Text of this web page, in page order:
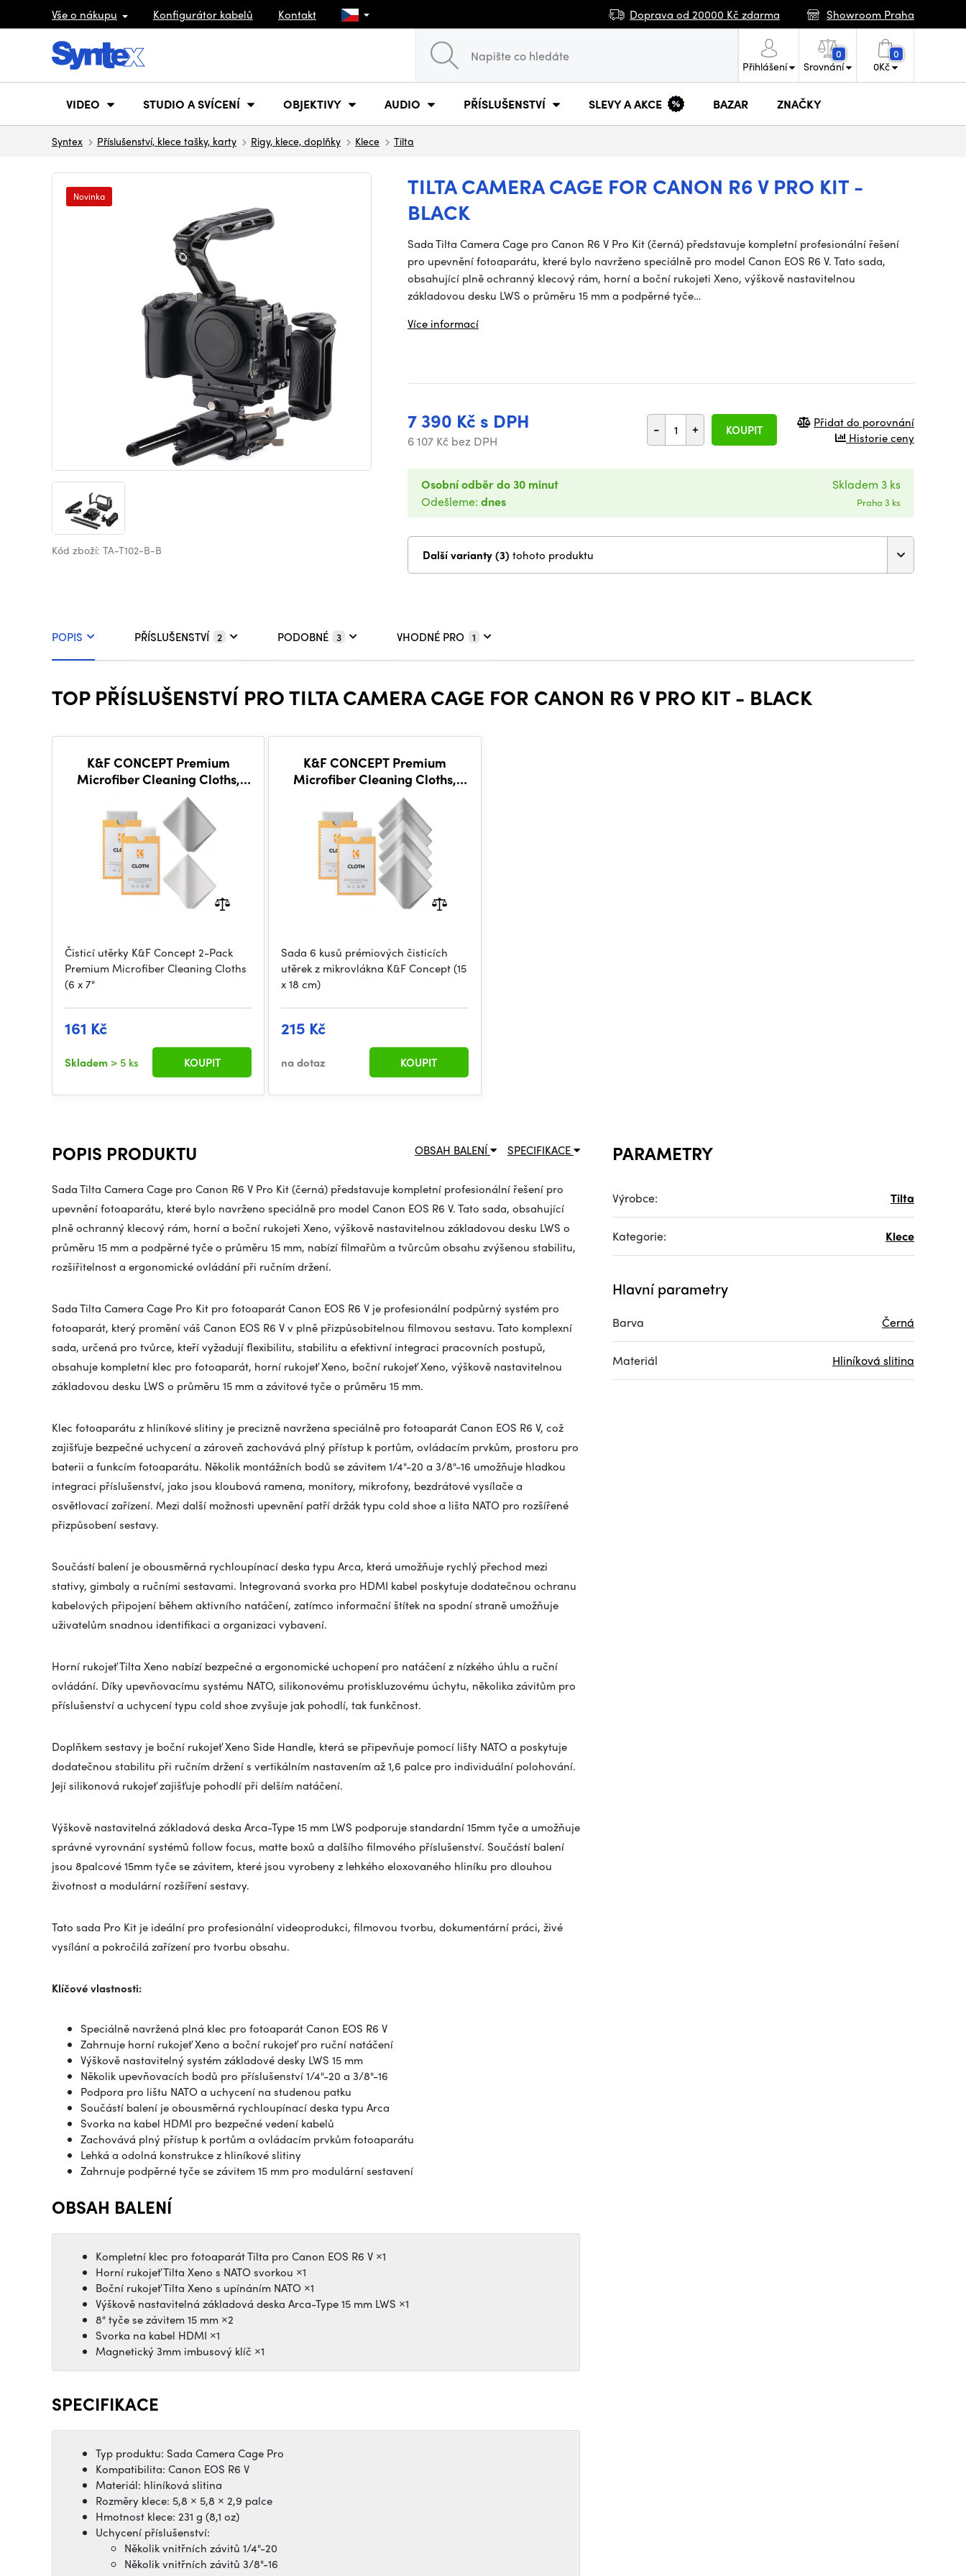
Vše o nákupu Konfigurátor kabelů Kontakt Doprava od 20000 Kč zdarma Showroom Praha
Přihlášení
0
Srovnání
0
0Kč
VIDEO STUDIO A SVÍCENÍ OBJEKTIVY AUDIO PŘÍSLUŠENSTVÍ SLEVY A AKCE BAZAR ZNAČKY
Syntex Příslušenství, klece tašky, karty Rigy, klece, doplňky Klece Tilta
TILTA CAMERA CAGE FOR CANON R6 V PRO KIT -
BLACK
Novinka
Kód zboží: TA-T102-B-B
Sada Tilta Camera Cage pro Canon R6 V Pro Kit (černá) představuje kompletní profesionální řešení
pro upevnění fotoaparátu, které bylo navrženo speciálně pro model Canon EOS R6 V. Tato sada,
obsahující plně ochranný klecový rám, horní a boční rukojeti Xeno, výškově nastavitelnou
základovou desku LWS o průměru 15 mm a podpěrné tyče…
Více informací
7 390 Kč s DPH
6 107 Kč bez DPH
- + KOUPIT
Přidat do porovnání
Historie ceny
Osobní odběr do 30 minut
Odešleme: dnes
Skladem 3 ks
Praha 3 ks
Další varianty (3) tohoto produktu
POPIS PŘÍSLUŠENSTVÍ 2 PODOBNÉ 3 VHODNÉ PRO 1
TOP PŘÍSLUŠENSTVÍ PRO TILTA CAMERA CAGE FOR CANON R6 V PRO KIT - BLACK
K&F CONCEPT Premium
Microfiber Cleaning Cloths,
Lens Cleaning Cloth for
Camera Lenses
Čisticí utěrky K&F Concept 2-Pack
Premium Microfiber Cleaning Cloths
(6 x 7"
161 Kč
Skladem > 5 ks KOUPIT
K&F CONCEPT Premium
Microfiber Cleaning Cloths,
Lens Cleaning Cloth for
Camera Lenses
Sada 6 kusů prémiových čisticích
utěrek z mikrovlákna K&F Concept (15
x 18 cm)
215 Kč
na dotaz KOUPIT
SPECIFIKACE
OBSAH BALENÍ
POPIS PRODUKTU
Sada Tilta Camera Cage pro Canon R6 V Pro Kit (černá) představuje kompletní profesionální řešení pro
upevnění fotoaparátu, které bylo navrženo speciálně pro model Canon EOS R6 V. Tato sada, obsahující
plně ochranný klecový rám, horní a boční rukojeti Xeno, výškově nastavitelnou základovou desku LWS o
průměru 15 mm a podpěrné tyče o průměru 15 mm, nabízí filmařům a tvůrcům obsahu zvýšenou stabilitu,
rozšiřitelnost a ergonomické ovládání při ručním držení.
Sada Tilta Camera Cage Pro Kit pro fotoaparát Canon EOS R6 V je profesionální podpůrný systém pro
fotoaparát, který promění váš Canon EOS R6 V v plně přizpůsobitelnou filmovou sestavu. Tato komplexní
sada, určená pro tvůrce, kteří vyžadují flexibilitu, stabilitu a efektivní integraci pracovních postupů,
obsahuje kompletní klec pro fotoaparát, horní rukojeť Xeno, boční rukojeť Xeno, výškově nastavitelnou
základovou desku LWS o průměru 15 mm a závitové tyče o průměru 15 mm.
Klec fotoaparátu z hliníkové slitiny je precizně navržena speciálně pro fotoaparát Canon EOS R6 V, což
zajišťuje bezpečné uchycení a zároveň zachovává plný přístup k portům, ovládacím prvkům, prostoru pro
baterii a funkcím fotoaparátu. Několik montážních bodů se závitem 1/4"-20 a 3/8"-16 umožňuje hladkou
integraci příslušenství, jako jsou kloubová ramena, monitory, mikrofony, bezdrátové vysílače a
osvětlovací zařízení. Mezi další možnosti upevnění patří držák typu cold shoe a lišta NATO pro rozšířené
přizpůsobení sestavy.
Součástí balení je obousměrná rychloupínací deska typu Arca, která umožňuje rychlý přechod mezi
stativy, gimbaly a ručními sestavami. Integrovaná svorka pro HDMI kabel poskytuje dodatečnou ochranu
kabelových připojení během aktivního natáčení, zatímco informační štítek na spodní straně umožňuje
uživatelům snadnou identifikaci a organizaci vybavení.
Horní rukojeť Tilta Xeno nabízí bezpečné a ergonomické uchopení pro natáčení z nízkého úhlu a ruční
ovládání. Díky upevňovacímu systému NATO, silikonovému protiskluzovému úchytu, několika závitům pro
příslušenství a uchycení typu cold shoe zvyšuje jak pohodlí, tak funkčnost.
Doplňkem sestavy je boční rukojeť Xeno Side Handle, která se připevňuje pomocí lišty NATO a poskytuje
dodatečnou stabilitu při ručním držení s vertikálním nastavením až 1,6 palce pro individuální polohování.
Její silikonová rukojeť zajišťuje pohodlí při delším natáčení.
Výškově nastavitelná základová deska Arca-Type 15 mm LWS podporuje standardní 15mm tyče a umožňuje
správné vyrovnání systémů follow focus, matte boxů a dalšího filmového příslušenství. Součástí balení
jsou 8palcové 15mm tyče se závitem, které jsou vyrobeny z lehkého eloxovaného hliníku pro dlouhou
životnost a modulární rozšíření sestavy.
Tato sada Pro Kit je ideální pro profesionální videoprodukci, filmovou tvorbu, dokumentární práci, živé
vysílání a pokročilá zařízení pro tvorbu obsahu.
Klíčové vlastnosti:
Speciálně navržená plná klec pro fotoaparát Canon EOS R6 V
Zahrnuje horní rukojeť Xeno a boční rukojeť pro ruční natáčení
Výškově nastavitelný systém základové desky LWS 15 mm
Několik upevňovacích bodů pro příslušenství 1/4"-20 a 3/8"-16
Podpora pro lištu NATO a uchycení na studenou patku
Součástí balení je obousměrná rychloupínací deska typu Arca
Svorka na kabel HDMI pro bezpečné vedení kabelů
Zachovává plný přístup k portům a ovládacím prvkům fotoaparátu
Lehká a odolná konstrukce z hliníkové slitiny
Zahrnuje podpěrné tyče se závitem 15 mm pro modulární sestavení
OBSAH BALENÍ
Kompletní klec pro fotoaparát Tilta pro Canon EOS R6 V ×1
Horní rukojeť Tilta Xeno s NATO svorkou ×1
Boční rukojeť Tilta Xeno s upínáním NATO ×1
Výškově nastavitelná základová deska Arca-Type 15 mm LWS ×1
8" tyče se závitem 15 mm ×2
Svorka na kabel HDMI ×1
Magnetický 3mm imbusový klíč ×1
SPECIFIKACE
Typ produktu: Sada Camera Cage Pro
Kompatibilita: Canon EOS R6 V
Materiál: hliníková slitina
Rozměry klece: 5,8 × 5,8 × 2,9 palce
Hmotnost klece: 231 g (8,1 oz)
Uchycení příslušenství:
Několik vnitřních závitů 1/4"-20
Několik vnitřních závitů 3/8"-16
PARAMETRY
Výrobce: Tilta
Kategorie: Klece
Hlavní parametry
Barva Černá
Materiál Hliníková slitina